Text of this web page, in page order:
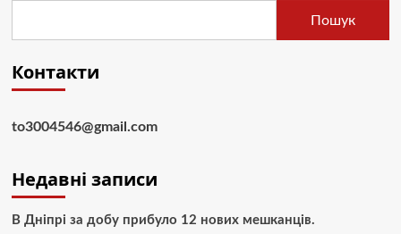
Пошук
Контакти
to3004546@gmail.com
Недавні записи
В Дніпрі за добу прибуло 12 нових мешканців.